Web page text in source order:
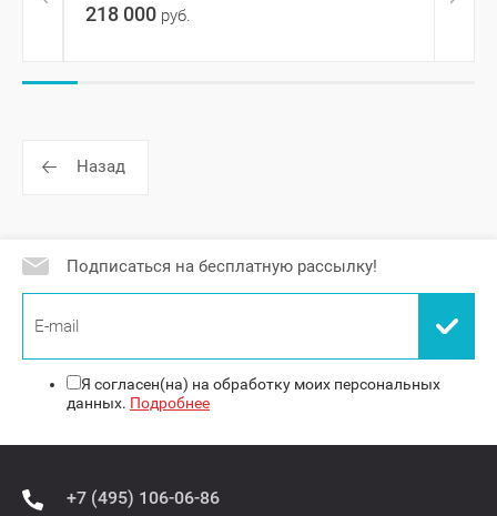
218 000 руб.
Назад
Подписаться на бесплатную рассылку!
Я согласен(на) на обработку моих персональных
данных. Подробнее
+7 (495) 106-06-86